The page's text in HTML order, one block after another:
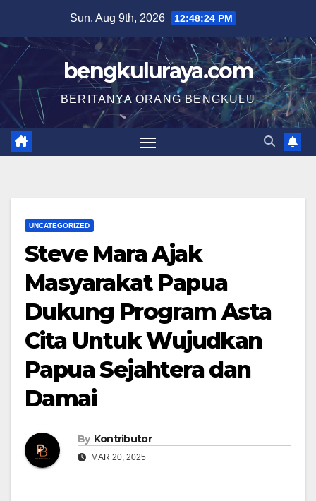
content
Sun. Aug 9th, 2026 12:48:25 PM
bengkuluraya.com
BERITANYA ORANG BENGKULU
UNCATEGORIZED
Steve Mara Ajak
Masyarakat Papua
Dukung Program Asta
Cita Untuk Wujudkan
Papua Sejahtera dan
Damai
By Kontributor
MAR 20, 2025